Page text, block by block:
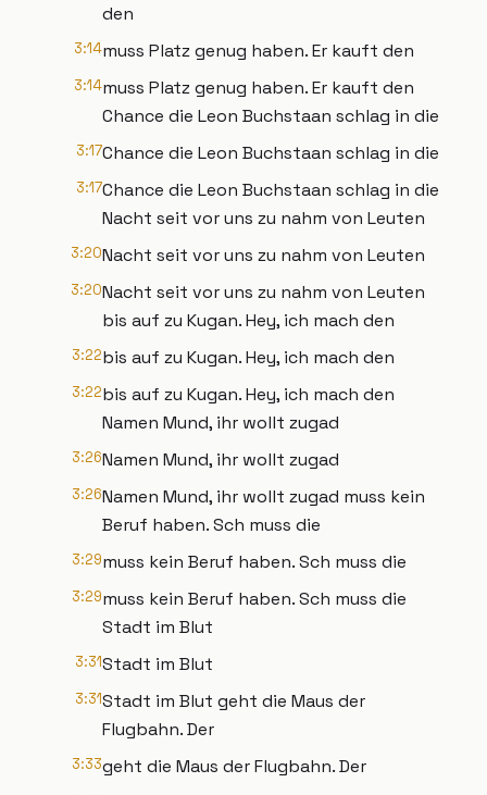
den
3:14muss Platz genug haben. Er kauft den
3:14muss Platz genug haben. Er kauft den
Chance die Leon Buchstaan schlag in die
3:17Chance die Leon Buchstaan schlag in die
3:17Chance die Leon Buchstaan schlag in die
Nacht seit vor uns zu nahm von Leuten
3:20Nacht seit vor uns zu nahm von Leuten
3:20Nacht seit vor uns zu nahm von Leuten
bis auf zu Kugan. Hey, ich mach den
3:22bis auf zu Kugan. Hey, ich mach den
3:22bis auf zu Kugan. Hey, ich mach den
Namen Mund, ihr wollt zugad
3:26Namen Mund, ihr wollt zugad
3:26Namen Mund, ihr wollt zugad muss kein
Beruf haben. Sch muss die
3:29muss kein Beruf haben. Sch muss die
3:29muss kein Beruf haben. Sch muss die
Stadt im Blut
3:31Stadt im Blut
3:31Stadt im Blut geht die Maus der
Flugbahn. Der
3:33geht die Maus der Flugbahn. Der